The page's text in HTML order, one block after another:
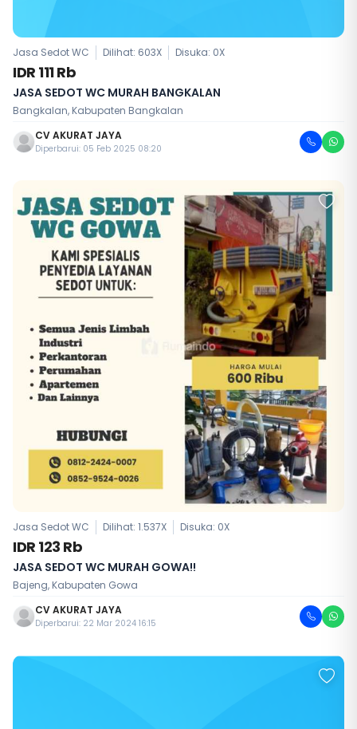
Jasa Sedot WC Dilihat: 603X Disuka: 0X
IDR 111 Rb
JASA SEDOT WC MURAH BANGKALAN
Bangkalan, Kabupaten Bangkalan
CV AKURAT JAYA
Diperbarui: 05 Feb 2025 08:20
Jasa Sedot WC Dilihat: 1.537X Disuka: 0X
IDR 123 Rb
JASA SEDOT WC MURAH GOWA!!
Bajeng, Kabupaten Gowa
CV AKURAT JAYA
Diperbarui: 22 Mar 2024 16:15